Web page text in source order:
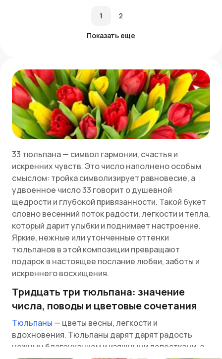
1 2
Показать еще
33 тюльпана — символ гармонии, счастья и
искренних чувств. Это число наполнено особым
смыслом: тройка символизирует равновесие, а
удвоенное число 33 говорит о душевной
щедрости и глубокой привязанности. Такой букет
словно весенний поток радости, легкости и тепла,
который дарит улыбки и поднимает настроение.
Яркие, нежные или утонченные оттенки
тюльпанов в этой композиции превращают
подарок в настоящее послание любви, заботы и
искреннего восхищения.
Тридцать три тюльпана: значение
числа, поводы и цветовые сочетания
Тюльпаны — цветы весны, легкости и
вдохновения. Тюльпаны дарят дарят радость
нежным благоуханием и изящными лепестками, а